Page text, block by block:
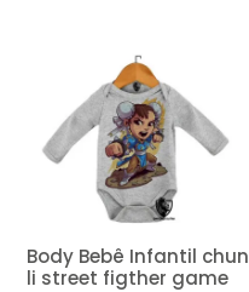
Body Bebê Infantil chun
li street figther game